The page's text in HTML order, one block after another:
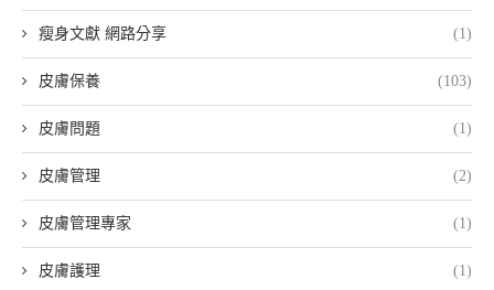
瘦身文獻 網路分享 (1)
皮膚保養 (103)
皮膚問題 (1)
皮膚管理 (2)
皮膚管理專家 (1)
皮膚護理 (1)